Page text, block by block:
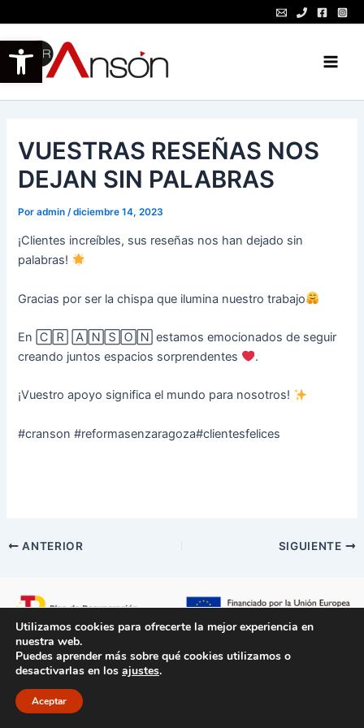
Abrir barra de herramientas
al
contenido
VUESTRAS RESEÑAS NOS
DEJAN SIN PALABRAS
Poradmin /diciembre 14, 2023
¡Clientes increíbles, sus reseñas nos han dejado sin
palabras!
Gracias por ser la chispa que ilumina nuestro trabajo
En 🄲🅁 🄰🄽🅂🄾🄽 estamos emocionados de seguir
creando juntos espacios sorprendentes
.
¡Vuestro apoyo significa el mundo para nosotros!
#cranson #reformasenzaragoza#clientesfelices
ANTERIOR SIGUIENTE
Aviso Legal /Políticas de Privacidad
Utilizamos cookies para ofrecerte la mejor experiencia en
nuestra web.
Puedes aprender más sobre qué cookies utilizamos o
desactivarlas en los ajustes.
Aceptar